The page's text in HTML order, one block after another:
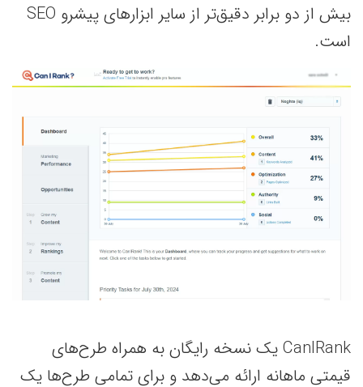
بیش از دو برابر دقیق‌تر از سایر ابزارهای پیشرو SEO
است.
CanIRank یک نسخه رایگان به همراه طرح‌های
قیمتی ماهانه ارائه می‌دهد و برای تمامی طرح‌ها یک